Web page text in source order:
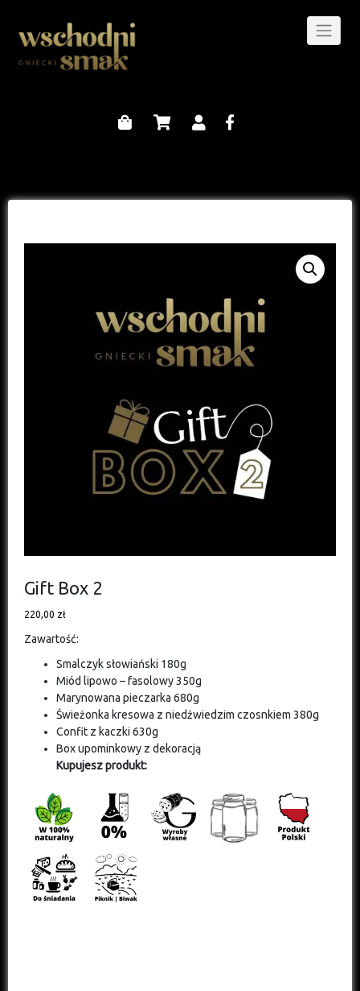
Gift Box 2
220,00 zł
Zawartość:
Smalczyk słowiański 180g
Miód lipowo – fasolowy 350g
Marynowana pieczarka 680g
Świeżonka kresowa z niedźwiedzim czosnkiem 380g
Confit z kaczki 630g
Box upominkowy z dekoracją
Kupujesz produkt: